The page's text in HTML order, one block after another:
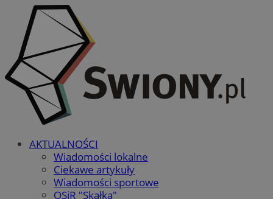
AKTUALNOŚCI
Wiadomości lokalne
Ciekawe artykuły
Wiadomości sportowe
OSiR "Skałka"